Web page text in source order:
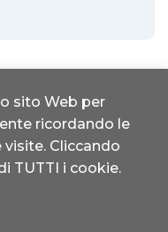
reserved | Designed by
Policy
sito Web per
ricordando le
Cliccando
TUTTI i cookie.